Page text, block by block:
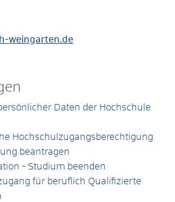
weingarten.de
Daten der Hochschule
Hochschulzugangsberechtigung
beantragen
- Studium beenden
für beruflich Qualifizierte